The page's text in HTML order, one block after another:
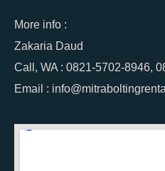
More info :
Zakaria Daud
Call, WA : 0821-5702-8946,
Email :